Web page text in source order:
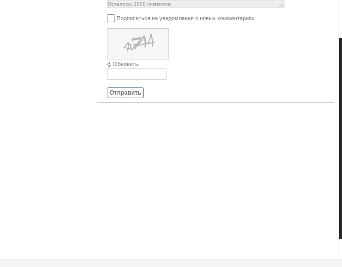
Осталось: 1000 символов
Подписаться на уведомления о новых комментариях
Обновить
Отправить